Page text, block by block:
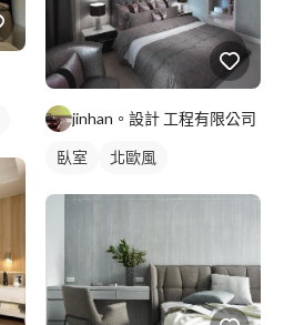
jinhan。設計 工程有限公司
臥室 北歐風